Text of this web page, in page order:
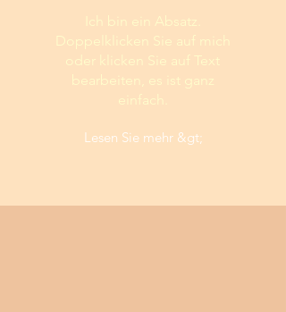
Ich bin ein Absatz.
Doppelklicken Sie auf mich
oder klicken Sie auf Text
bearbeiten, es ist ganz
einfach.
Lesen Sie mehr &gt;